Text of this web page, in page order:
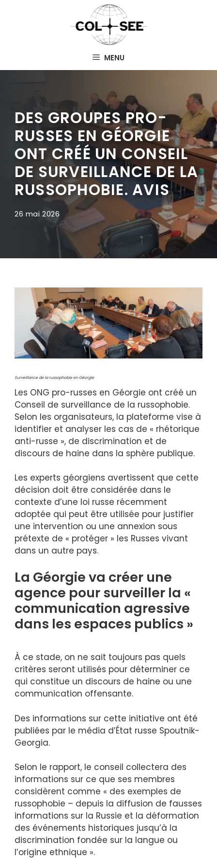
MENU
DES GROUPES PRO-
RUSSES EN GÉORGIE
ONT CRÉÉ UN CONSEIL
DE SURVEILLANCE DE LA
RUSSOPHOBIE. AVIS
26 mai 2026
Surveillance de la russophobie en Géorgie
Les ONG pro-russes en Géorgie ont créé un
Conseil de surveillance de la russophobie.
Selon les organisateurs, la plateforme vise à
identifier et analyser les cas de « rhétorique
anti-russe », de discrimination et de
discours de haine dans la sphère publique.
Les experts géorgiens avertissent que cette
décision doit être considérée dans le
contexte d’une loi russe récemment
adoptée qui peut être utilisée pour justifier
une intervention ou une annexion sous
prétexte de « protéger » les Russes vivant
dans un autre pays.
La Géorgie va créer une
agence pour surveiller la «
communication agressive
dans les espaces publics »
À ce stade, on ne sait toujours pas quels
critères seront utilisés pour déterminer ce
qui constitue un discours de haine ou une
communication offensante.
Des informations sur cette initiative ont été
publiées par le média d’État russe Spoutnik-
Georgia.
Selon le rapport, le conseil collectera des
informations sur ce que ses membres
considèrent comme « des exemples de
russophobie – depuis la diffusion de fausses
informations sur la Russie et la déformation
des événements historiques jusqu’à la
discrimination fondée sur la langue ou
l’origine ethnique ».